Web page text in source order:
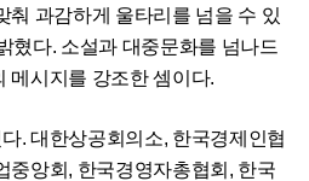
춰 과감하게 울타리를 넘을 수 있
혔다. 소설과 대중문화를 넘나드
메시지를 강조한 셈이다.
. 대한상공회의소, 한국경제인협
중앙회, 한국경영자총협회, 한국